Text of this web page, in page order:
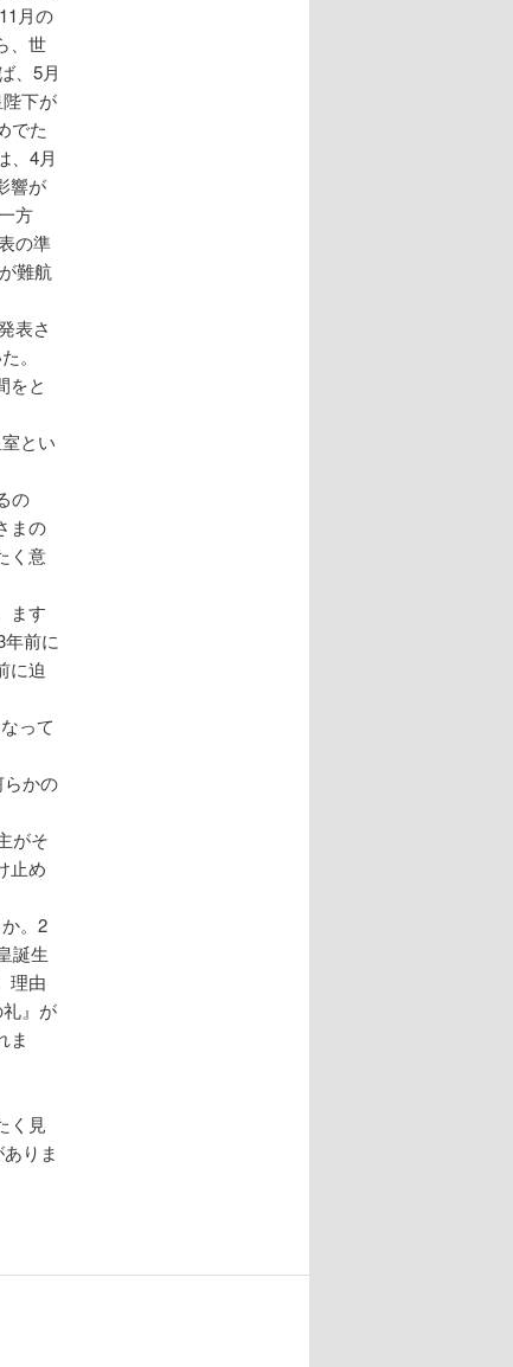
月の
、世
、5月
下が
でた
、4月
響が
方
の準
難航
表さ
。
をと
とい
の
まの
く意
ます
前に
に迫
って
らかの
がそ
止め
。2
誕生
理由
』が
ま
く見
りま